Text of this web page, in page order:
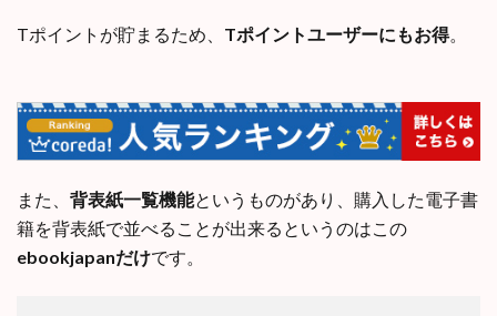
Tポイントが貯まるため、 Tポイントユーザーにもお得。
また、 背表紙一覧機能というものがあり、購入した電子書
籍を背表紙で並べることが出来るというのはこの
ebookjapanだけです。